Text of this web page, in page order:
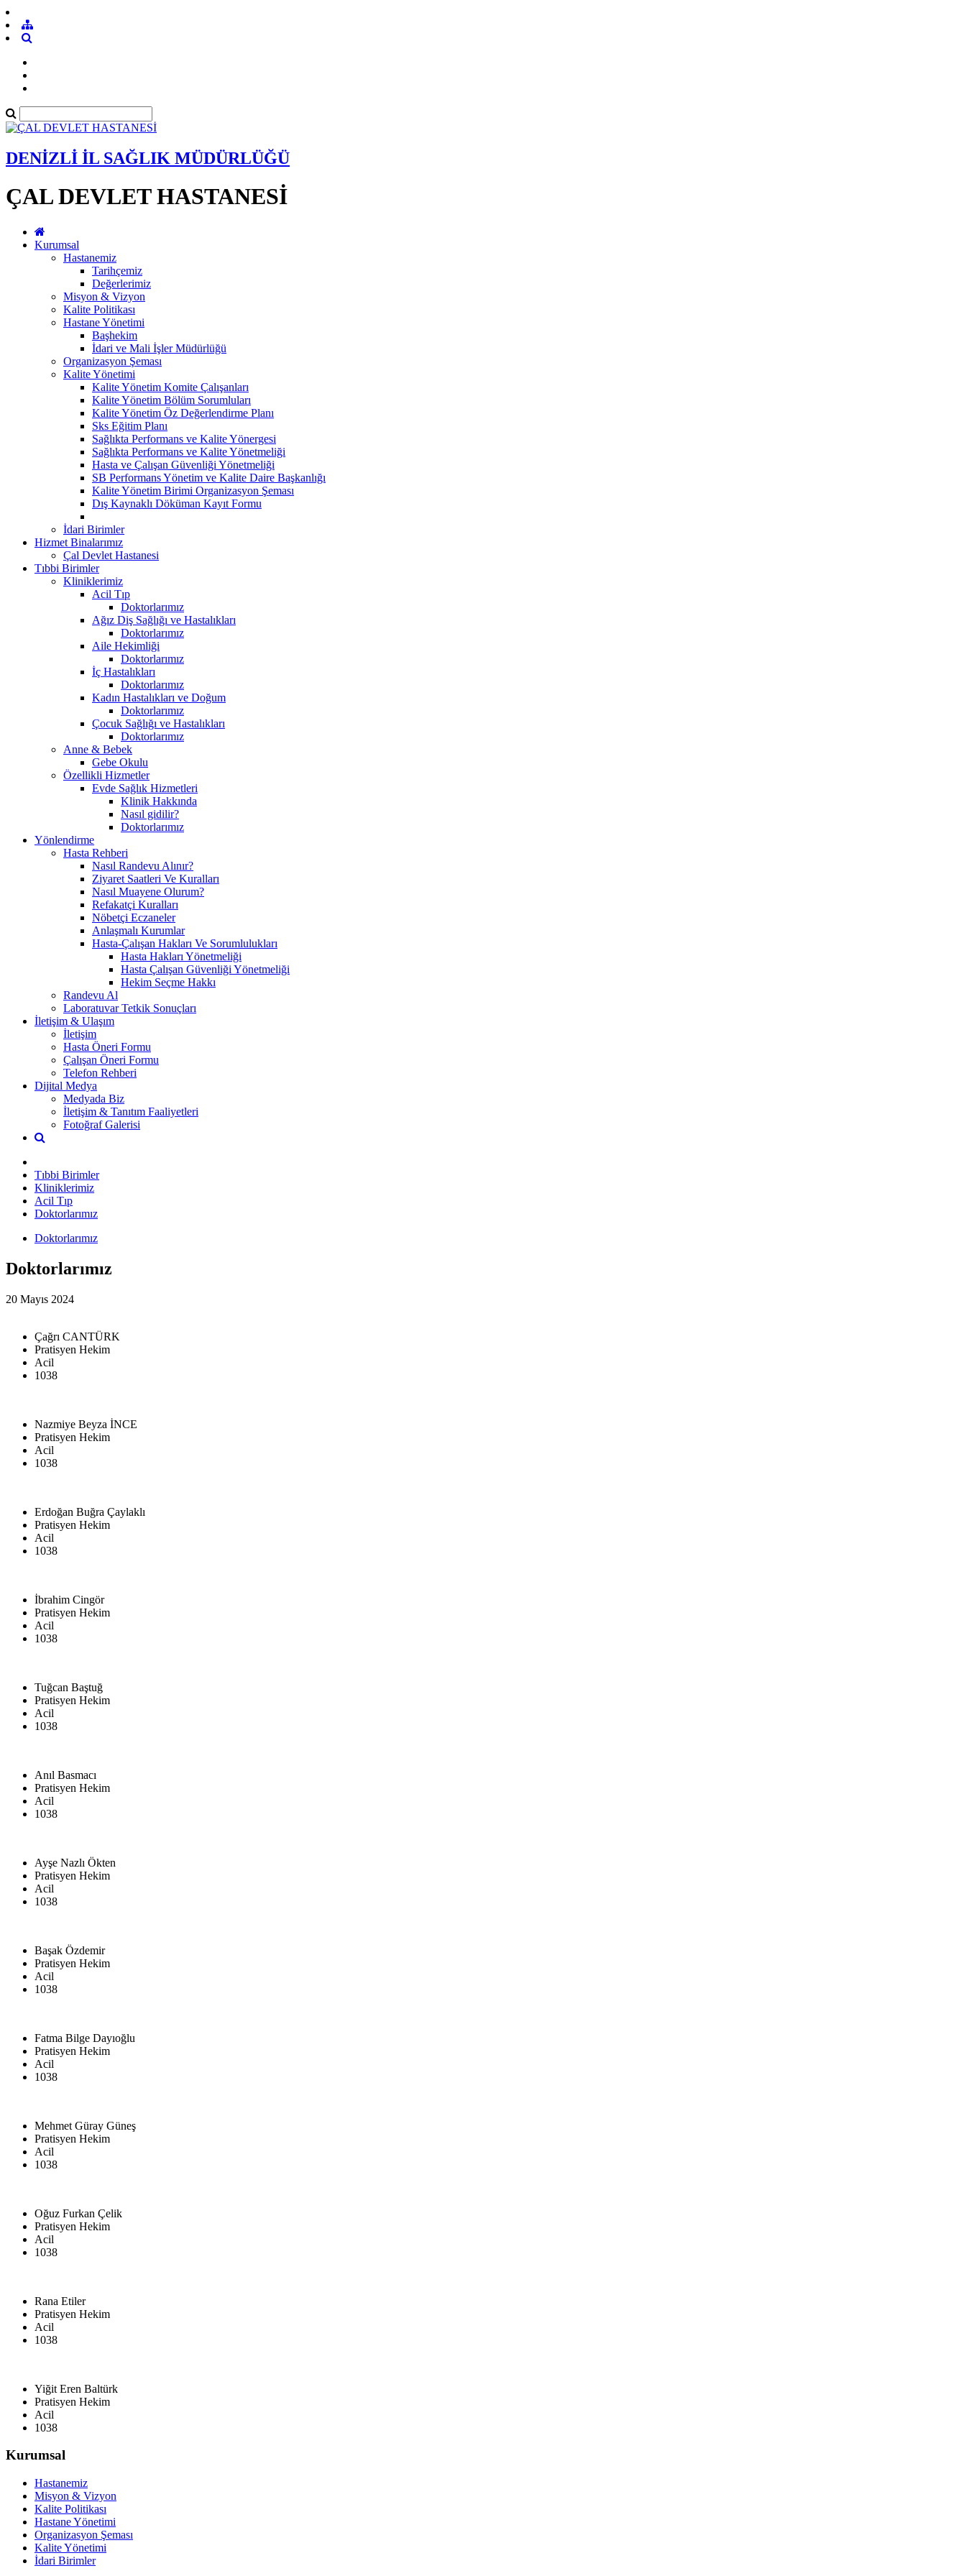
DENİZLİ İL SAĞLIK MÜDÜRLÜĞÜ
ÇAL DEVLET HASTANESİ
Kurumsal
Hastanemiz
Tarihçemiz
Değerlerimiz
Misyon & Vizyon
Kalite Politikası
Hastane Yönetimi
Başhekim
İdari ve Mali İşler Müdürlüğü
Organizasyon Şeması
Kalite Yönetimi
Kalite Yönetim Komite Çalışanları
Kalite Yönetim Bölüm Sorumluları
Kalite Yönetim Öz Değerlendirme Planı
Sks Eğitim Planı
Sağlıkta Performans ve Kalite Yönergesi
Sağlıkta Performans ve Kalite Yönetmeliği
Hasta ve Çalışan Güvenliği Yönetmeliği
SB Performans Yönetim ve Kalite Daire Başkanlığı
Kalite Yönetim Birimi Organizasyon Şeması
Dış Kaynaklı Döküman Kayıt Formu
İdari Birimler
Hizmet Binalarımız
Çal Devlet Hastanesi
Tıbbi Birimler
Kliniklerimiz
Acil Tıp
Doktorlarımız
Ağız Diş Sağlığı ve Hastalıkları
Doktorlarımız
Aile Hekimliği
Doktorlarımız
İç Hastalıkları
Doktorlarımız
Kadın Hastalıkları ve Doğum
Doktorlarımız
Çocuk Sağlığı ve Hastalıkları
Doktorlarımız
Anne & Bebek
Gebe Okulu
Özellikli Hizmetler
Evde Sağlık Hizmetleri
Klinik Hakkında
Nasıl gidilir?
Doktorlarımız
Yönlendirme
Hasta Rehberi
Nasıl Randevu Alınır?
Ziyaret Saatleri Ve Kuralları
Nasıl Muayene Olurum?
Refakatçi Kuralları
Nöbetçi Eczaneler
Anlaşmalı Kurumlar
Hasta-Çalışan Hakları Ve Sorumlulukları
Hasta Hakları Yönetmeliği
Hasta Çalışan Güvenliği Yönetmeliği
Hekim Seçme Hakkı
Randevu Al
Laboratuvar Tetkik Sonuçları
İletişim & Ulaşım
İletişim
Hasta Öneri Formu
Çalışan Öneri Formu
Telefon Rehberi
Dijital Medya
Medyada Biz
İletişim & Tanıtım Faaliyetleri
Fotoğraf Galerisi
Tıbbi Birimler
Kliniklerimiz
Acil Tıp
Doktorlarımız
Doktorlarımız
Doktorlarımız
20 Mayıs 2024
Çağrı CANTÜRK
Pratisyen Hekim
Acil
1038
Nazmiye Beyza İNCE
Pratisyen Hekim
Acil
1038
Erdoğan Buğra Çaylaklı
Pratisyen Hekim
Acil
1038
İbrahim Cingör
Pratisyen Hekim
Acil
1038
Tuğcan Baştuğ
Pratisyen Hekim
Acil
1038
Anıl Basmacı
Pratisyen Hekim
Acil
1038
Ayşe Nazlı Ökten
Pratisyen Hekim
Acil
1038
Başak Özdemir
Pratisyen Hekim
Acil
1038
Fatma Bilge Dayıoğlu
Pratisyen Hekim
Acil
1038
Mehmet Güray Güneş
Pratisyen Hekim
Acil
1038
Oğuz Furkan Çelik
Pratisyen Hekim
Acil
1038
Rana Etiler
Pratisyen Hekim
Acil
1038
Yiğit Eren Baltürk
Pratisyen Hekim
Acil
1038
Kurumsal
Hastanemiz
Misyon & Vizyon
Kalite Politikası
Hastane Yönetimi
Organizasyon Şeması
Kalite Yönetimi
İdari Birimler